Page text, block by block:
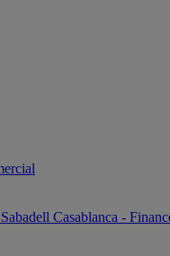
Casablanca -